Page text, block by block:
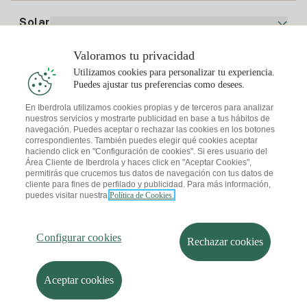
Precio de la luz hoy
Solar
Plan Solar
Simulador Placas Solares
Comunidades Solares
Solar Cloud
I + Repair Solar
I + Pack Solar
Te interesa
Consejos Luz
Consejos Gas
Autoconsumo
Transporte Eléctrico
Sostenibilidad
Iberdrola
Descarga la App Iberdrola Clientes
Mapa webInformación legal y Política de cookies
Seguridad de la informaciónAccesibilidad
¿Cómo ser colaborador?
Canal de Denuncias
Iberdrola.com
© 2026 Iberdrola Clientes S.A.U.
Valoramos tu privacidad
Utilizamos cookies para personalizar tu experiencia.
Puedes ajustar tus preferencias como desees.
En Iberdrola utilizamos cookies propias y de terceros para analizar
nuestros servicios y mostrarte publicidad en base a tus hábitos de
navegación. Puedes aceptar o rechazar las cookies en los botones
correspondientes. También puedes elegir qué cookies aceptar
haciendo click en "Configuración de cookies". Si eres usuario del
Área Cliente de Iberdrola y haces click en "Aceptar Cookies",
permitirás que crucemos tus datos de navegación con tus datos de
cliente para fines de perfilado y publicidad. Para más información,
puedes visitar nuestra Política de Cookies.
Configurar cookies Rechazar cookies
Aceptar cookies